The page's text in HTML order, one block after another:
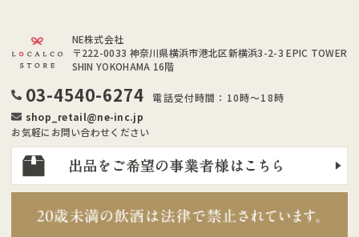
NE株式会社
〒222-0033 神奈川県横浜市港北区新横浜3-2-3 EPIC TOWER
SHIN YOKOHAMA 16階
03-4540-6274
電話受付時間：10時～18時
shop_retail@ne-inc.jp
お気軽にお問い合わせください